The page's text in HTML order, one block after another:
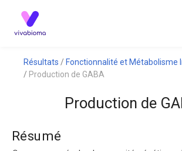
Résultats
Fonctionnalité et Métabolisme
Production de GABA
Production de
Résumé